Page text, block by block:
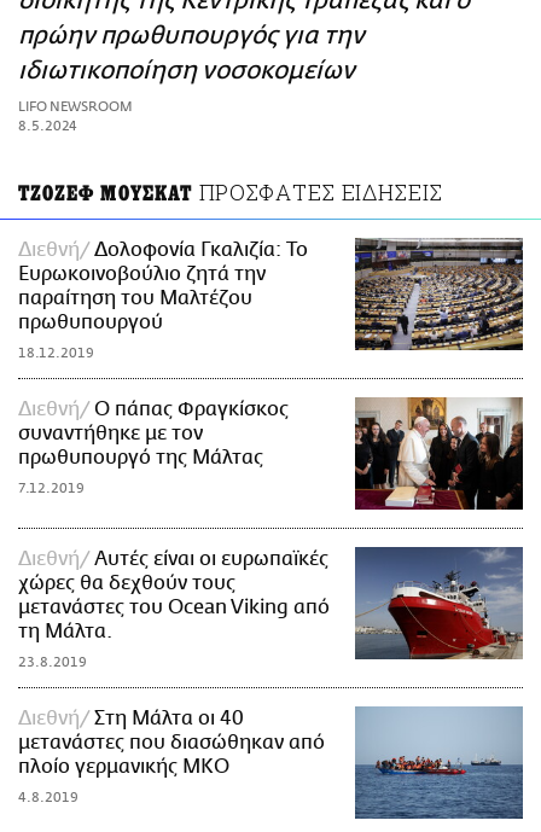
ΑΜΠΑ
PRINT
πρώην πρωθυπουργός για την
ιδιωτικοποίηση νοσοκομείων
LIFO NEWSROOM
8.5.2024
ΤΖΟΖΕΦ ΜΟΥΣΚΑΤ ΠΡΟΣΦΑΤΕΣ ΕΙΔΗΣΕΙΣ
Διεθνή
Δολοφονία Γκαλιζία: Το
Ευρωκοινοβούλιο ζητά την
παραίτηση του Μαλτέζου
πρωθυπουργού
18.12.2019
Διεθνή
Ο πάπας Φραγκίσκος
συναντήθηκε με τον
πρωθυπουργό της Μάλτας
7.12.2019
Διεθνή
Αυτές είναι οι ευρωπαϊκές
χώρες θα δεχθούν τους
μετανάστες του Ocean Viking από
τη Μάλτα.
23.8.2019
Διεθνή
Στη Μάλτα οι 40
μετανάστες που διασώθηκαν από
πλοίο γερμανικής ΜΚΟ
4.8.2019